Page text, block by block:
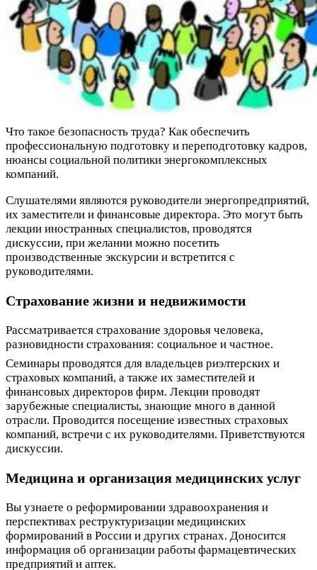
Что такое безопасность труда? Как обеспечить
профессиональную подготовку и переподготовку кадров,
нюансы социальной политики энергокомплексных
компаний.
Слушателями являются руководители энергопредприятий,
их заместители и финансовые директора. Это могут быть
лекции иностранных специалистов, проводятся
дискуссии, при желании можно посетить
производственные экскурсии и встретится с
руководителями.
Страхование жизни и недвижимости
Рассматривается страхование здоровья человека,
разновидности страхования: социальное и частное.
Семинары проводятся для владельцев риэлтерских и
страховых компаний, а также их заместителей и
финансовых директоров фирм. Лекции проводят
зарубежные специалисты, знающие много в данной
отрасли. Проводится посещение известных страховых
компаний, встречи с их руководителями. Приветствуются
дискуссии.
Медицина и организация медицинских услуг
Вы узнаете о реформировании здравоохранения и
перспективах реструктуризации медицинских
формирований в России и других странах. Доносится
информация об организации работы фармацевтических
предприятий и аптек.